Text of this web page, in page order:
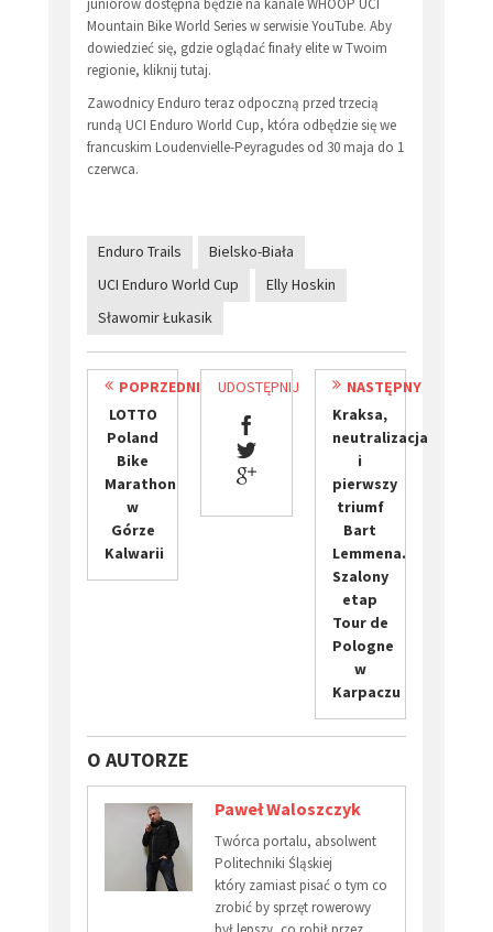
Mountain Bike World Series w serwisie YouTube. Aby
dowiedzieć się, gdzie oglądać finały elite w Twoim
regionie, kliknij tutaj.
Zawodnicy Enduro teraz odpoczną przed trzecią
rundą UCI Enduro World Cup, która odbędzie się we
francuskim Loudenvielle-Peyragudes od 30 maja do 1
czerwca.
Enduro Trails
Bielsko-Biała
​UCI Enduro World Cup
Elly Hoskin
Sławomir Łukasik
POPRZEDNI
​LOTTO
Poland
Bike
Marathon
w
Górze
Kalwarii
UDOSTĘPNIJ
NASTĘPNY
Kraksa,
neutralizacja
i
pierwszy
triumf
Bart
Lemmena.
Szalony
etap
Tour de
Pologne
w
Karpaczu
O AUTORZE
Paweł Waloszczyk
Twórca portalu, absolwent
Politechniki Śląskiej
który zamiast pisać o tym co
zrobić by sprzęt rowerowy